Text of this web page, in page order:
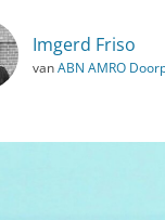
Imgerd Friso
vanABN AMRO